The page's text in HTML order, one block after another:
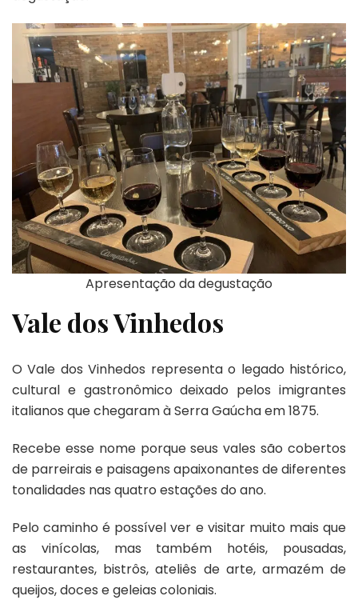
Apresentação da degustação
Vale dos Vinhedos
O Vale dos Vinhedos representa o legado histórico,
cultural e gastronômico deixado pelos imigrantes
italianos que chegaram à Serra Gaúcha em 1875.
Recebe esse nome porque seus vales são cobertos
de parreirais e paisagens apaixonantes de diferentes
tonalidades nas quatro estações do ano.
Pelo caminho é possível ver e visitar muito mais que
as vinícolas, mas também hotéis, pousadas,
restaurantes, bistrôs, ateliês de arte, armazém de
queijos, doces e geleias coloniais.